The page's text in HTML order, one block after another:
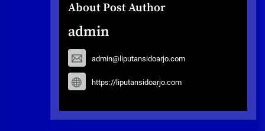
About Post Author
admin
admin@liputansidoarjo.com
https://liputansidoarjo.com